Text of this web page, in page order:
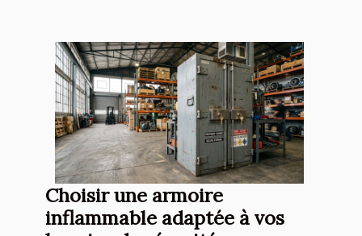
Choisir une armoire
inflammable adaptée à vos